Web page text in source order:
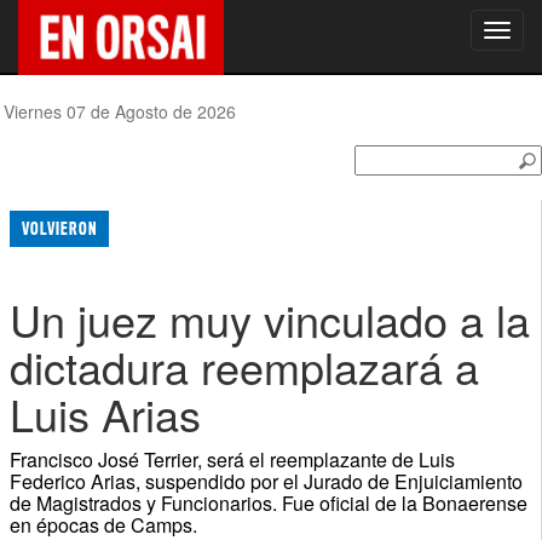
Viernes 07 de Agosto de 2026
VOLVIERON
Un juez muy vinculado a la
dictadura reemplazará a
Luis Arias
Francisco José Terrier, será el reemplazante de Luis
Federico Arias, suspendido por el Jurado de Enjuiciamiento
de Magistrados y Funcionarios. Fue oficial de la Bonaerense
en épocas de Camps.